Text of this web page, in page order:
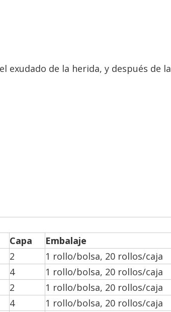
exudado de la herida, y después de la
Capa Embalaje
2
1 rollo/bolsa, 20 rollos/caja
4
1 rollo/bolsa, 20 rollos/caja
2
1 rollo/bolsa, 20 rollos/caja
4 1 rollo/bolsa, 20 rollos/caja